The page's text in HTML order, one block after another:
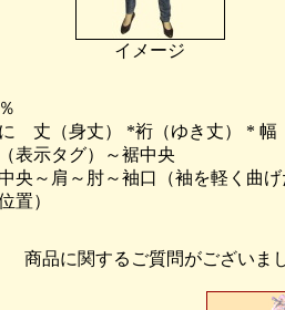
イメージ
丈（身丈） *裄（ゆき丈） * 幅
表示タグ）～裾中央
～肩～肘～袖口（袖を軽く曲げ
置）
商品に関するご質問がございま